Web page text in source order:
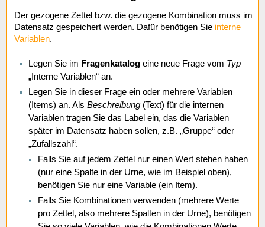
Der gezogene Zettel bzw. die gezogene Kombination muss im
Datensatz gespeichert werden. Dafür benötigen Sie interne
Variablen.
Legen Sie im Fragenkatalog eine neue Frage vom Typ
„Interne Variablen“ an.
Legen Sie in dieser Frage ein oder mehrere Variablen
(Items) an. Als Beschreibung (Text) für die internen
Variablen tragen Sie das Label ein, das die Variablen
später im Datensatz haben sollen, z.B. „Gruppe“ oder
„Zufallszahl“.
Falls Sie auf jedem Zettel nur einen Wert stehen haben
(nur eine Spalte in der Urne, wie im Beispiel oben),
benötigen Sie nur eine Variable (ein Item).
Falls Sie Kombinationen verwenden (mehrere Werte
pro Zettel, also mehrere Spalten in der Urne), benötigen